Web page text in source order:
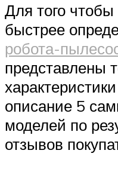
Для того
быстрее
робота-
представлены
описание 5
моделей по
отзывов